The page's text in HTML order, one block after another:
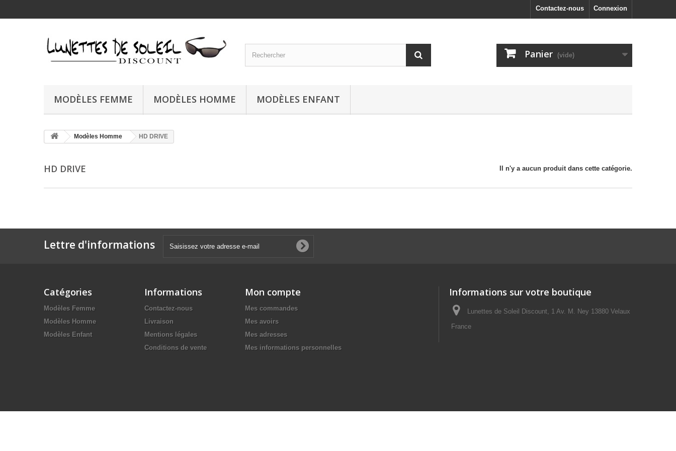
Connexion
Contactez-nous
Panier (vide)
MODÈLES FEMME MODÈLES HOMME MODÈLES ENFANT
Modèles Homme HD DRIVE
HD DRIVE Il n'y a aucun produit dans cette catégorie.
Lettre d'informations
Catégories
Modèles Femme
Modèles Homme
Modèles Enfant
Informations
Contactez-nous
Livraison
Mentions légales
Conditions de vente
Mon compte
Mes commandes
Mes avoirs
Mes adresses
Mes informations personnelles
Informations sur votre boutique
Lunettes de Soleil Discount, 1 Av. M. Ney 13880 Velaux
France